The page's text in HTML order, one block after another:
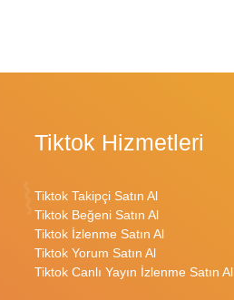
Tiktok Hizmetleri
Tiktok Takipçi Satın Al
Tiktok Beğeni Satın Al
Tiktok İzlenme Satın Al
Tiktok Yorum Satın Al
Tiktok Canlı Yayın İzlenme Satın Al